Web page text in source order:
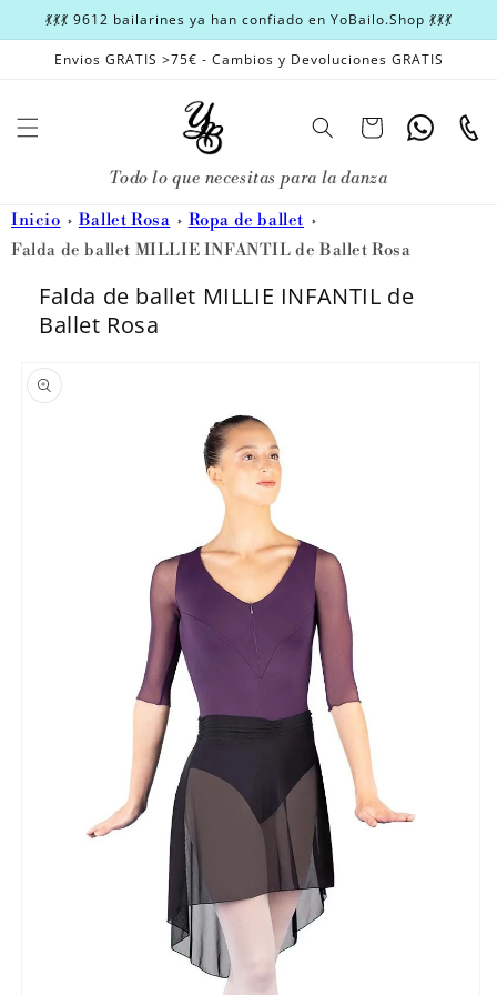
directamente
al contenido
💃💃💃 9612 bailarines ya han confiado en YoBailo.Shop 💃💃💃
Envios GRATIS >75€ - Cambios y Devoluciones GRATIS
CarritoWhatsapp
Todo lo que necesitas para la danza
Inicio
Ballet Rosa
Ropa de ballet
Falda de ballet MILLIE INFANTIL de Ballet Rosa
Falda de ballet MILLIE INFANTIL de
Ballet Rosa
a la
información